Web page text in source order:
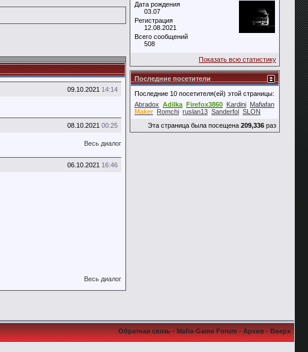
09.10.2021 14:14
08.10.2021 00:25
Весь диалог
06.10.2021 16:46
Весь диалог
Дата рождения
03.07
Регистрация
12.08.2021
Всего сообщений
508
Показать всю статистику
Последние посетители
Последние 10 посетителя(ей) этой страницы:
Abradox Adilka Firefox3860 Kardini Mafiafan
Maker Romchi ruslan13 Sanderfol SLON
Эта страница была посещена 209,336 раз
Обратная связь-Mafia-Game Forum-Архив-Вверх